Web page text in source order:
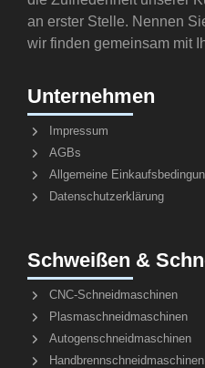
an erster Stelle. Nennen
wir finden gemeinsam mit
Unternehmen
Impressum
AGBs
Allgemeine
Datenschutzerklärung
Schweißen &
CNC-Schneidmaschinen
Plasmaschneidmaschinen
Autogenschneidmaschinen
Handbrennschneidmaschinen